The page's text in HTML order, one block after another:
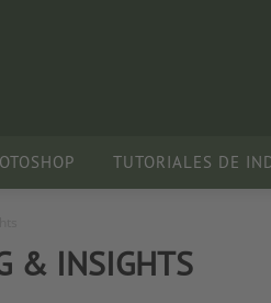
TUTORIALES DE
& INSIGHTS